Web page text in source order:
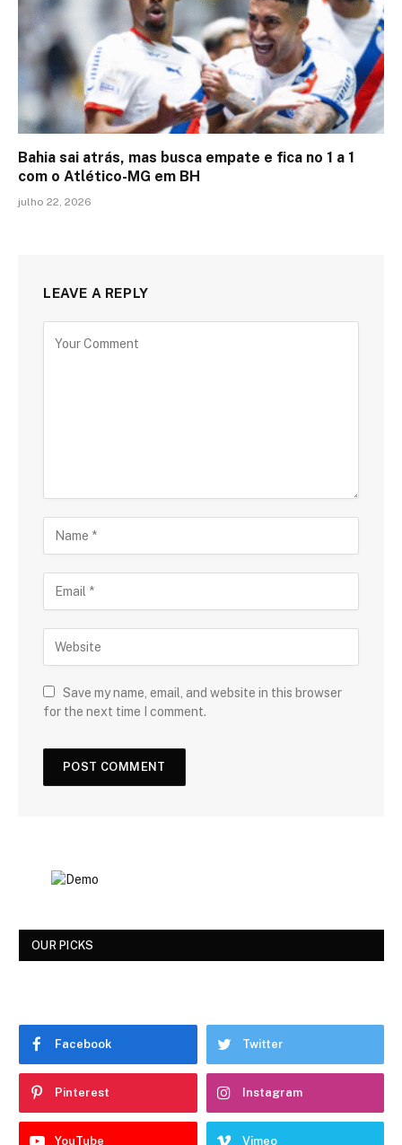
Bahia sai atrás, mas busca empate e fica no 1 a 1
com o Atlético-MG em BH
julho 22, 2026
LEAVE A REPLY
Save my name, email, and website in this browser
for the next time I comment.
OUR PICKS
Facebook Twitter
Pinterest Instagram
YouTube Vimeo